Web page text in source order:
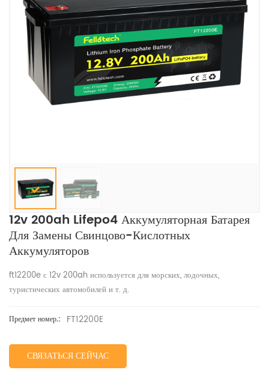
12v 200ah Lifepo4 Аккумуляторная Батарея
Для Замены Свинцово-Кислотных
Аккумуляторов
ft12200e с 12v 200ah используется для морских, лодочных,
туристических автомобилей и т. д.
Предмет номер.: FT12200E
СВЯЗАТЬСЯ СЕЙЧАС